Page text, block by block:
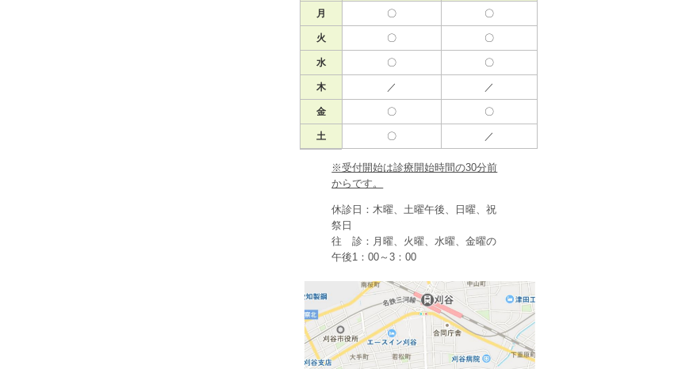
月 〇 〇
火 〇 〇
水 〇 〇
木 ／ ／
金 〇 〇
土 〇 ／
※受付開始は診療開始時間の30分前
からです。
休診日：木曜、土曜午後、日曜、祝
祭日
往 診：月曜、火曜、水曜、金曜の
午後1：00～3：00